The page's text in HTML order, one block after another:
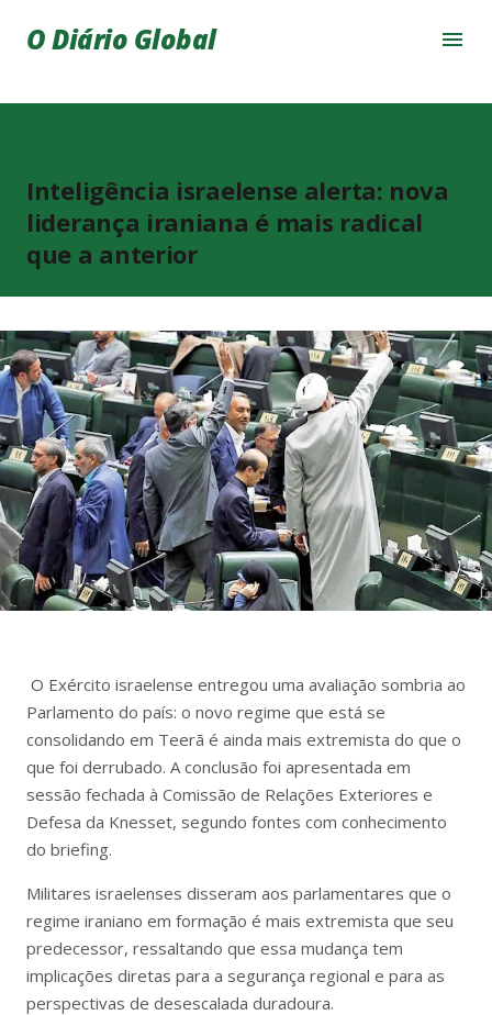
Pular para o conteúdo principal
O Diário Global
Inteligência israelense alerta: nova
liderança iraniana é mais radical
que a anterior
O Exército israelense entregou uma avaliação sombria ao
Parlamento do país: o novo regime que está se
consolidando em Teerã é ainda mais extremista do que o
que foi derrubado. A conclusão foi apresentada em
sessão fechada à Comissão de Relações Exteriores e
Defesa da Knesset, segundo fontes com conhecimento
do briefing.
Militares israelenses disseram aos parlamentares que o
regime iraniano em formação é mais extremista que seu
predecessor, ressaltando que essa mudança tem
implicações diretas para a segurança regional e para as
perspectivas de desescalada duradoura.